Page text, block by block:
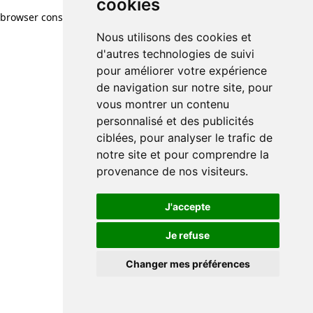
cookies
Nous utilisons des cookies et
d'autres technologies de suivi
pour améliorer votre expérience
de navigation sur notre site, pour
vous montrer un contenu
personnalisé et des publicités
ciblées, pour analyser le trafic de
notre site et pour comprendre la
provenance de nos visiteurs.
J'accepte
Je refuse
Changer mes préférences
browser console for more information)